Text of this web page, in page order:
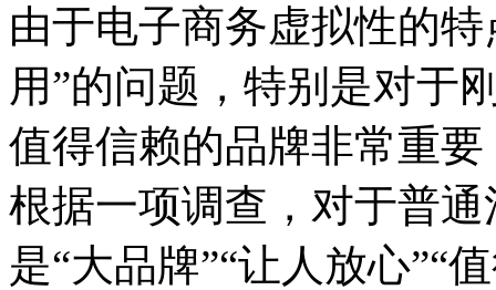
由于电子商务虚拟性的
用”的问题，特别是对于
值得信赖的品牌非常重
根据一项调查，对于普
是“大品牌”“让人放心”“